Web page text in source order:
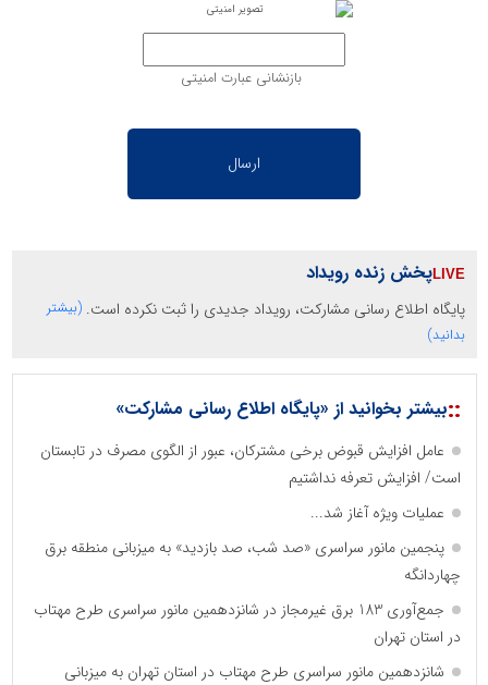
بازنشانی عبارت امنیتی
پخش زنده رویداد
پایگاه اطلاع رسانی مشارکت، رویداد جدیدی را ثبت نکرده است. (بیشتر
بدانید)
::بیشتر بخوانید از «پایگاه اطلاع رسانی مشارکت»
عامل افزایش قبوض برخی مشترکان، عبور از الگوی مصرف در تابستان
است/ افزایش تعرفه نداشتیم
عملیات ویژه آغاز شد...
پنجمین مانور سراسری «صد شب، صد بازدید» به میزبانی منطقه برق
چهاردانگه
جمع‌آوری 183 برق غیرمجاز در شانزدهمین مانور سراسری طرح مهتاب
در استان تهران
شانزدهمین مانور سراسری طرح مهتاب در استان تهران به میزبانی